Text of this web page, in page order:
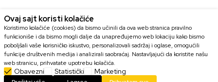
DODAJ U KORPU
Ovaj sajt koristi kolačiće
Koristimo kolačiće (cookies) da bismo učinili da ova web stranica pravilno
funkcioniše i da bismo mogli dalje da unapređujemo web lokaciju kako bismo
poboljšali vaše korisničko iskustvo, personalizovali sadržaj i oglase, omogućili
funkcije društvenih medija i analizirali saobraćaj. Nastavljajući da koristite našu
web stranicu, prihvatate upotrebu kolačića.
Obavezni Statistički Marketing